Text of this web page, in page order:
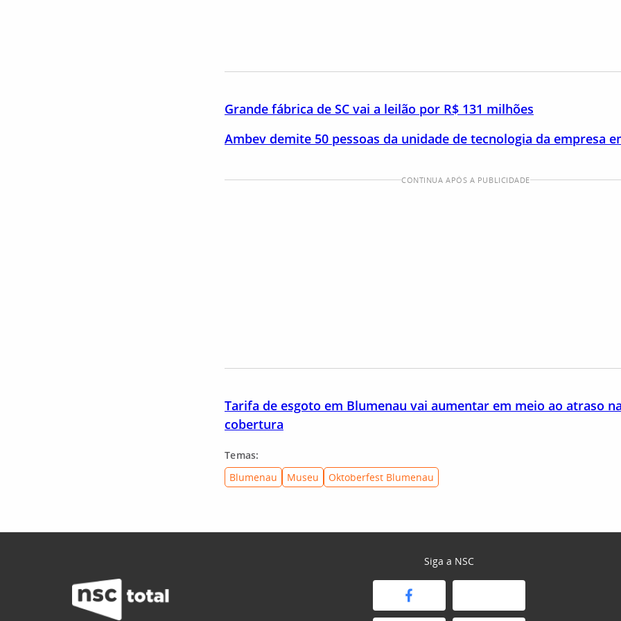
Grande fábrica de SC vai a leilão por R$ 131 milhões
Ambev demite 50 pessoas da unidade de tecnologia da empresa
CONTINUA APÓS A PUBLICIDADE
Tarifa de esgoto em Blumenau vai aumentar em meio ao atraso
cobertura
Temas:
Blumenau
Museu Oktoberfest Blumenau
Siga a NSC